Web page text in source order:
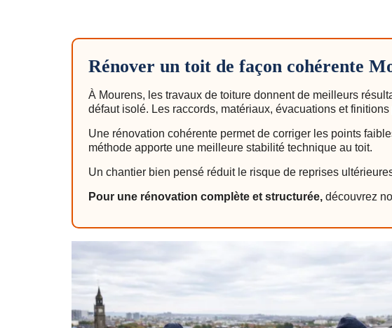
Rénover un toit de façon cohérente
À Mourens, les travaux de toiture donnent de meilleurs
défaut isolé. Les raccords, matériaux, évacuations et
Une rénovation cohérente permet de corriger les points
méthode apporte une meilleure stabilité technique au toit.
Un chantier bien pensé réduit le risque de reprises
Pour une rénovation complète et structurée, découvrez